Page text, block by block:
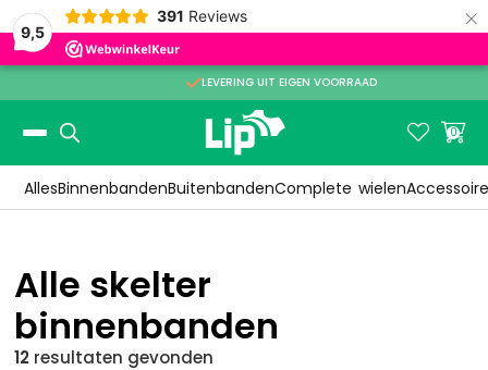
9,5
391 Reviews ×
LEVERING UIT EIGEN VOORRAAD
Slide 2 of 3.
 
0
AllesBinnenbandenBuitenbandenComplete wielen
Alle skelter
binnenbanden
12 resultaten gevonden